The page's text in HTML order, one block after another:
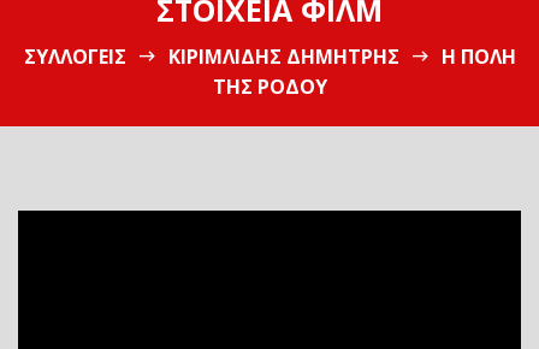
ΣΤΟΙΧΕΊΑ ΦΙΛΜ
ΣΥΛΛΟΓΕΊΣ ΚΙΡΙΜΛΊΔΗΣ ΔΗΜΉΤΡΗΣ
Η ΠΌΛΗ
ΤΗΣ ΡΌΔΟΥ